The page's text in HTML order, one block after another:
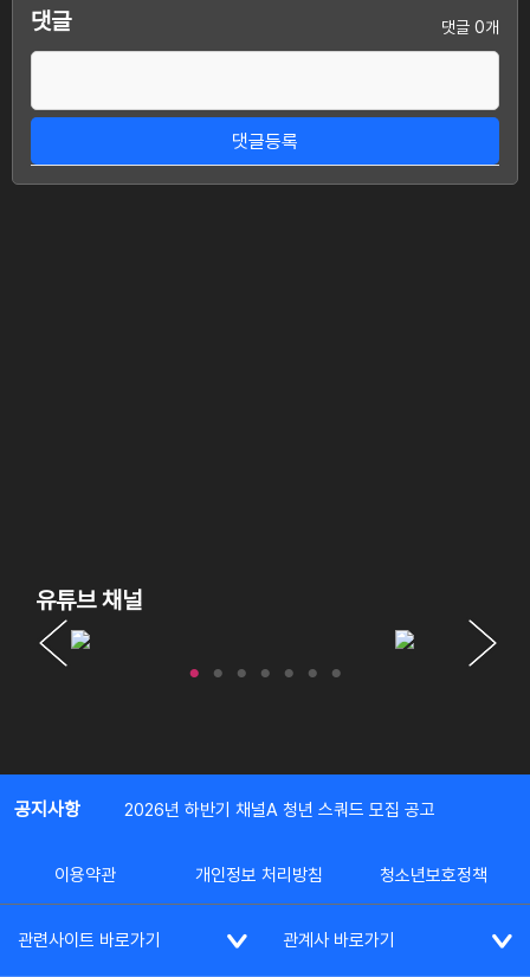
댓글 댓글 0개
댓글등록
유튜브 채널
공지사항 2026년 하반기 채널A 청년 스쿼드 모집 공고
이용약관 개인정보 처리방침 청소년보호정책
관련사이트 바로가기 관계사 바로가기